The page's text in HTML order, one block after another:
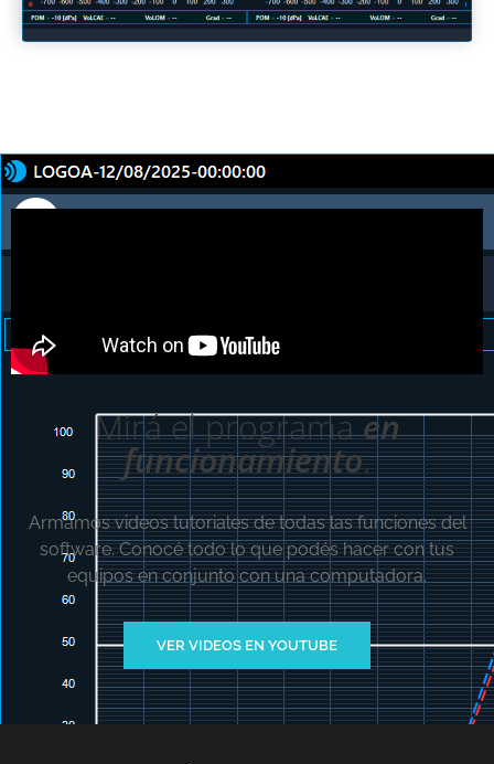
Mirá el programaen
funcionamiento.
Armamos videos tutoriales de todas las funciones del
software. Conocé todo lo que podés hacer con tus
equipos en conjunto con una computadora.
VER VIDEOS EN YOUTUBE